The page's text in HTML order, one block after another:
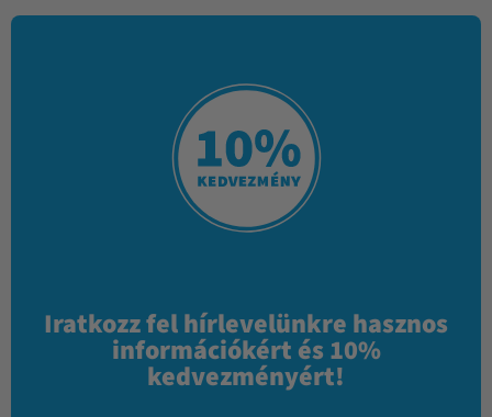
Iratkozz fel hírlevelünkre hasznos
információkért és 10%
kedvezményért!